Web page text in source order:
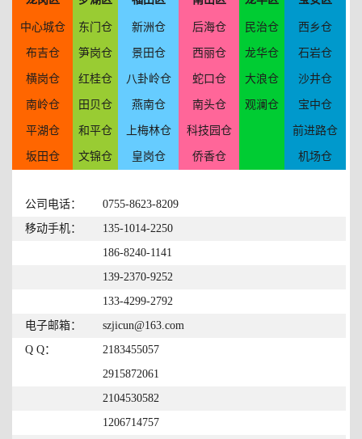
中心城仓 东门仓 新洲仓 后海仓 民治仓 西乡仓
布吉仓 笋岗仓 景田仓 西丽仓 龙华仓 石岩仓
横岗仓 红桂仓 八卦岭仓 蛇口仓 大浪仓 沙井仓
南岭仓 田贝仓 燕南仓 南头仓 观澜仓 宝中仓
平湖仓 和平仓 上梅林仓 科技园仓 前进路仓
坂田仓 文锦仓 皇岗仓 侨香仓 机场仓
公司电话：
0755-8623-8209
移动手机：
135-1014-2250
186-8240-1141
139-2370-9252
133-4299-2792
电子邮箱：
szjicun@163.com
Q Q：
2183455057
2915872061
2104530582
1206714757